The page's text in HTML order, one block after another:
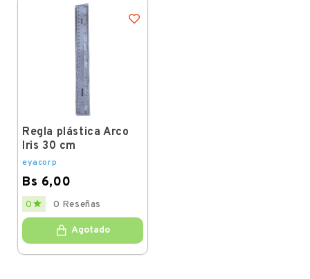
Regla plástica Arco
Iris 30 cm
eyacorp
Bs 6,00
Price
0  0 Reseñas
Agotado